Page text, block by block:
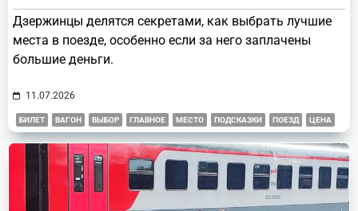
Дзержинцы делятся секретами, как выбрать лучшие
места в поезде, особенно если за него заплачены
большие деньги.
11.07.2026
БИЛЕТ ВАГОН ВЫБОР ГЛАВНОЕ МЕСТО ПОДСКАЗКИ ПОЕЗД ЦЕНА